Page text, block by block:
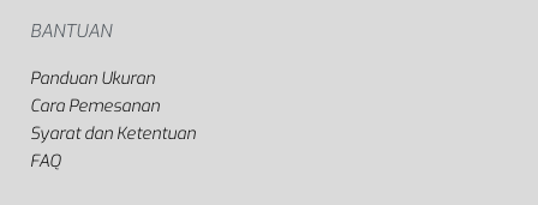
BANTUAN
Panduan Ukuran
Cara Pemesanan
Syarat dan Ketentuan
FAQ